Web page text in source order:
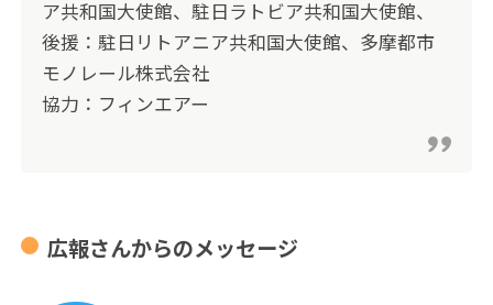
ア共和国大使館、駐日ラトビア共和国大使館、
後援：駐日リトアニア共和国大使館、多摩都市
モノレール株式会社
協力：フィンエアー
広報さんからのメッセージ